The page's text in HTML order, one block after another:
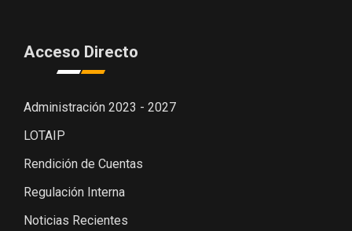
Acceso Directo
Administración 2023 - 2027
LOTAIP
Rendición de Cuentas
Regulación Interna
Noticias Recientes